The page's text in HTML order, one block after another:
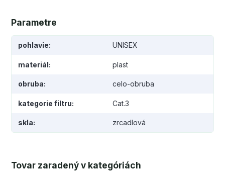
Parametre
pohlavie UNISEX
materiál plast
obruba celo-obruba
kategorie filtru Cat.3
skla zrcadlová
Tovar zaradený v kategóriách